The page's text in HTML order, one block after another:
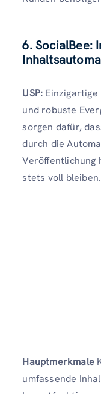
6. SocialBee:
USP:
und robuste
sorgen dafür,
durch die
Veröffentlichung
stets voll bleiben.
Hauptmerkmale
umfassende